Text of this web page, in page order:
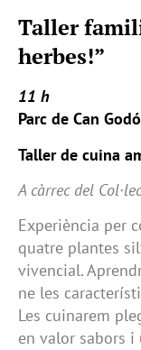
Taller
herbes!”
11 h
Parc de Can
Taller de cuina
A càrrec del
Experiència per
quatre plantes
vivencial.
ne les
Les cuinarem
en valor sabors i